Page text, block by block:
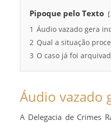
Pipoque pelo Texto
1 Áudio vazado gera
2 Qual a situação
3 O caso já foi
Áudio vazado
A Delegacia de Crimes